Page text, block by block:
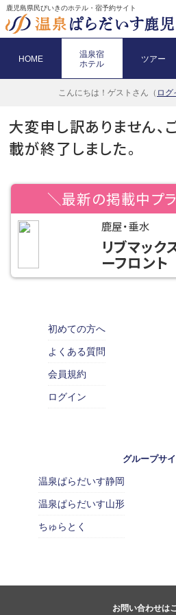
鹿児島県民びいきのホテル・宿予約サイト
HOME
温泉宿
ホテル
ツアー
こんにちは！ ゲストさん（ ログ
大変申し訳ありません、
載が終了しました。
＼最新の掲載中プ
鹿屋・垂水
リブマック
ーフロント
初めての方へ
よくある質問
会員規約
ログイン
グループサ
温泉ぱらだいす静岡
温泉ぱらだいす山形
ちゅらとく
お問い合わせは